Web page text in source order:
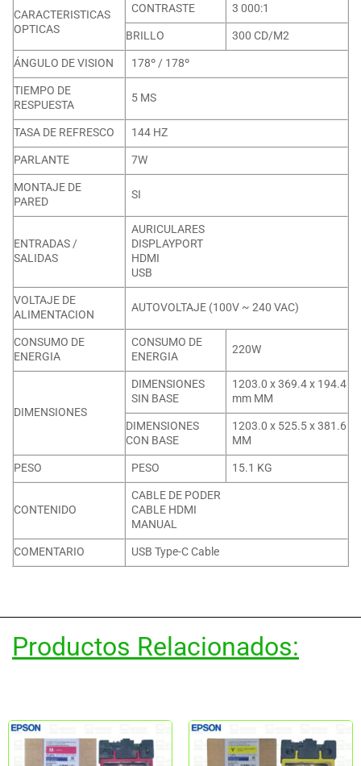
CARACTERISTICAS
OPTICAS
CONTRASTE
3 000:1
BRILLO
300 CD/M2
ÁNGULO DE VISION
178º / 178º
TIEMPO DE
RESPUESTA
5 MS
TASA DE REFRESCO
144 HZ
PARLANTE
7W
MONTAJE DE
PARED
SI
ENTRADAS /
SALIDAS
AURICULARES
DISPLAYPORT
HDMI
USB
VOLTAJE DE
ALIMENTACION
AUTOVOLTAJE (100V ~ 240 VAC)
CONSUMO DE
ENERGIA
CONSUMO DE
ENERGIA
220W
DIMENSIONES
DIMENSIONES
SIN BASE
1203.0 x 369.4 x 194.4
mm MM
DIMENSIONES
CON BASE
1203.0 x 525.5 x 381.6
MM
PESO
PESO 15.1 KG
CONTENIDO
CABLE DE PODER
CABLE HDMI
MANUAL
COMENTARIO
USB Type-C Cable
Productos Relacionados: